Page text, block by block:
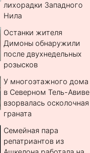
лихорадки Западного
Нила
Останки жителя
Димоны обнаружили
после двухнедельных
розысков
У многоэтажного дома
в Северном Тель-Авиве
взорвалась осколочная
граната
Семейная пара
репатриантов из